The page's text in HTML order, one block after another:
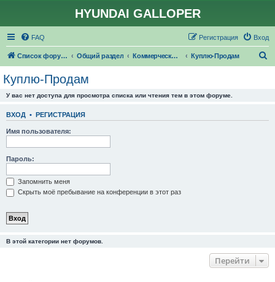
HYUNDAI GALLOPER
FAQ Вход
Регистрация
Список форумов Общий раздел Коммерческий раздел Куплю-Продам
Куплю-Продам
У вас нет доступа для просмотра списка или чтения тем в этом форуме.
ВХОД • РЕГИСТРАЦИЯ
Имя пользователя:
Пароль:
Запомнить меня
Скрыть моё пребывание на конференции в этот раз
В этой категории нет форумов.
Перейти